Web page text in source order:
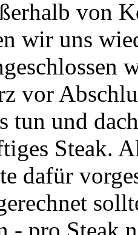
von
wir uns
vor
tun und
Steak.
dafür
- pro Steak